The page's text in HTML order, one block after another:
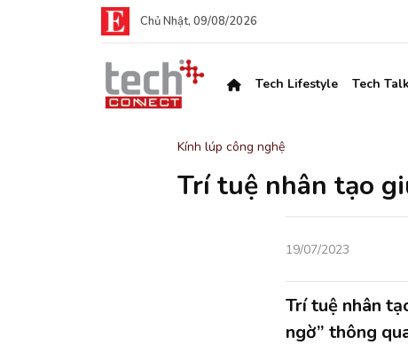
Chủ Nhật, 09/08/2026
Tech Lifestyle Tech Talk
Kính lúp công nghệ
Trí tuệ nhân tạo
19/07/2023
Trí tuệ nhân
ngờ” thông